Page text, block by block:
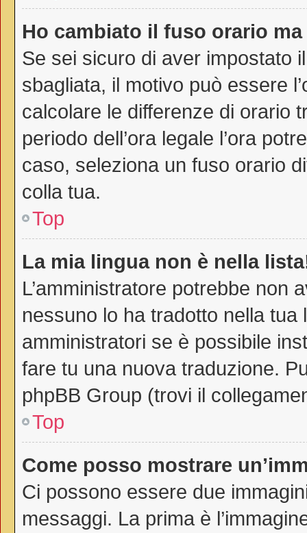
Ho cambiato il fuso orario
Se sei sicuro di aver impostato
sbagliata, il motivo può essere
calcolare le differenze di orario
periodo dell’ora legale l’ora
caso, seleziona un fuso orario
colla tua.
Top
La mia lingua non è nella
L’amministratore potrebbe non
nessuno lo ha tradotto nella
amministratori se è possibile
fare tu una nuova traduzione.
phpBB Group (trovi il
Top
Come posso mostrare
Ci possono essere due
messaggi. La prima è